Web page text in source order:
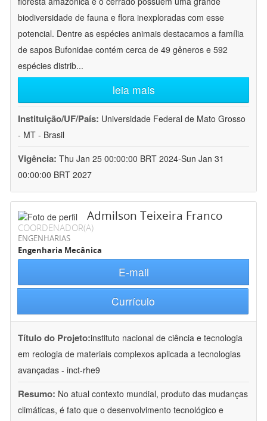
biodiversidade de fauna e flora inexploradas com esse
potencial. Dentre as espécies animais destacamos a família
de sapos Bufonidae contém cerca de 49 gêneros e 592
espécies distrib...
leia mais
Instituição/UF/País: Universidade Federal de Mato Grosso
- MT - Brasil
Vigência: Thu Jan 25 00:00:00 BRT 2024-Sun Jan 31
00:00:00 BRT 2027
Admilson Teixeira Franco
COORDENADOR(A)
ENGENHARIAS
Engenharia Mecânica
E-mail
Currículo
Título do Projeto:instituto nacional de ciência e tecnologia
em reologia de materiais complexos aplicada a tecnologias
avançadas - inct-rhe9
Resumo: No atual contexto mundial, produto das mudanças
climáticas, é fato que o desenvolvimento tecnológico e